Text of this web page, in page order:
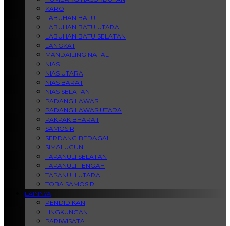
KARO
LABUHAN BATU
LABUHAN BATU UTARA
LABUHAN BATU SELATAN
LANGKAT
MANDAILING NATAL
NIAS
NIAS UTARA
NIAS BARAT
NIAS SELATAN
PADANG LAWAS
PADANG LAWAS UTARA
PAKPAK BHARAT
SAMOSIR
SERDANG BEDAGAI
SIMALUGUN
TAPANULI SELATAN
TAPANULI TENGAH
TAPANULI UTARA
TOBA SAMOSIR
LAINNYA
PENDIDIKAN
LINGKUNGAN
PARIWISATA